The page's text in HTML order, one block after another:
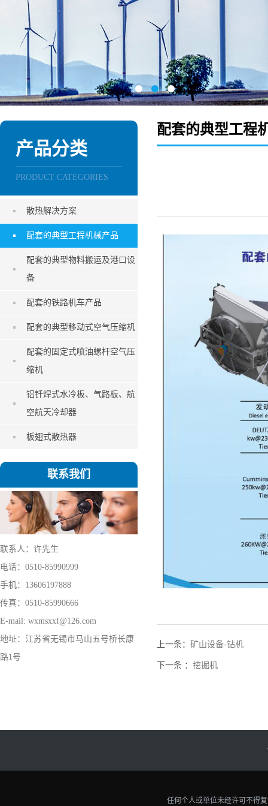
产品分类
PRODUCT CATEGORIES
散热解决方案
配套的典型工程机械产品
配套的典型物料搬运及港口设
备
配套的铁路机车产品
配套的典型移动式空气压缩机
配套的固定式喷油螺杆空气压
缩机
铝钎焊式水冷板、气路板、航
空航天冷却器
板翅式散热器
联系我们
联系人：许先生
电话：0510-85990999
手机：13606197888
传真：0510-85990666
E-mail: wxmsxxf@126.com
地址：江苏省无锡市马山五号桥长康
路1号
配套的典型工程
上一条： 矿山设备-钻机
下一条 ： 挖掘机
任何个人或单位未经许可不得